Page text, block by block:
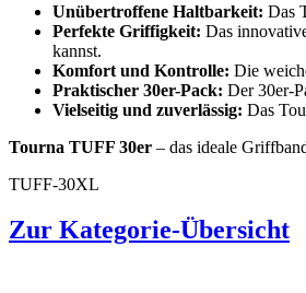
Unübertroffene Haltbarkeit: Das
Perfekte Griffigkeit: Das
kannst.
Komfort und Kontrolle: Die
Praktischer 30er-Pack: Der 30er-
Vielseitig und zuverlässig: Das
Tourna TUFF 30er – das ideale
TUFF-30XL
Zur Kategorie-Übersicht